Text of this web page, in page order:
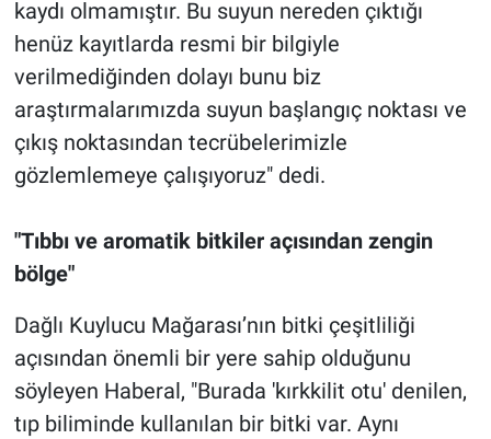
kaydı olmamıştır. Bu suyun nereden çıktığı
henüz kayıtlarda resmi bir bilgiyle
verilmediğinden dolayı bunu biz
araştırmalarımızda suyun başlangıç noktası ve
çıkış noktasından tecrübelerimizle
gözlemlemeye çalışıyoruz" dedi.
"Tıbbı ve aromatik bitkiler açısından zengin
bölge"
Dağlı Kuylucu Mağarası’nın bitki çeşitliliği
açısından önemli bir yere sahip olduğunu
söyleyen Haberal, "Burada 'kırkkilit otu' denilen,
tıp biliminde kullanılan bir bitki var. Aynı